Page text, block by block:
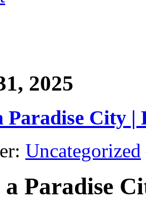
2025
Paradise City |
Uncategorized
Paradise